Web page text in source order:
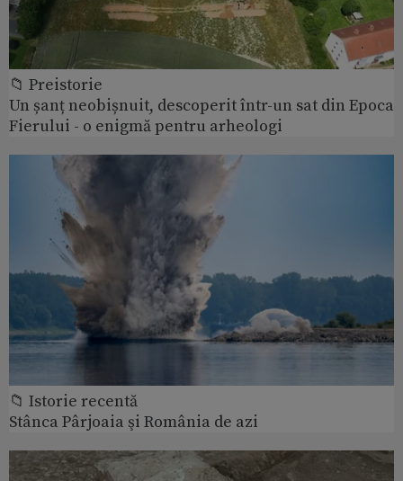
📁 Preistorie
Un șanț neobișnuit, descoperit într-un sat din Epoca
Fierului - o enigmă pentru arheologi
📁 Istorie recentă
Stânca Pârjoaia şi România de azi